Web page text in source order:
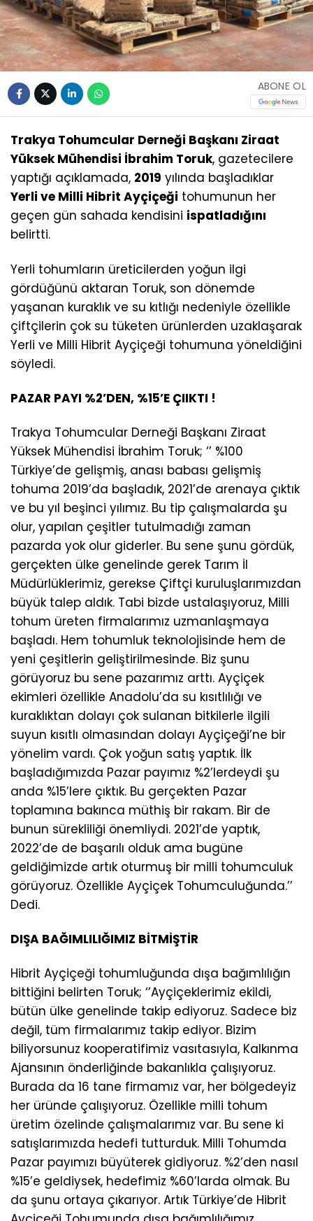
ABONE OL
Trakya Tohumcular Derneği Başkanı Ziraat
Yüksek Mühendisi İbrahim Toruk, gazetecilere
yaptığı açıklamada, 2019 yılında başladıklar
Yerli ve Milli Hibrit Ayçiçeği tohumunun her
geçen gün sahada kendisini ispatladığını
belirtti.
Yerli tohumların üreticilerden yoğun ilgi
gördüğünü aktaran Toruk, son dönemde
yaşanan kuraklık ve su kıtlığı nedeniyle özellikle
çiftçilerin çok su tüketen ürünlerden uzaklaşarak
Yerli ve Milli Hibrit Ayçiçeği tohumuna yöneldiğini
söyledi.
PAZAR PAYI %2’DEN, %15’E ÇIIKTI !
Trakya Tohumcular Derneği Başkanı Ziraat
Yüksek Mühendisi İbrahim Toruk; ‘’ %100
Türkiye’de gelişmiş, anası babası gelişmiş
tohuma 2019’da başladık, 2021’de arenaya çıktık
ve bu yıl beşinci yılımız. Bu tip çalışmalarda şu
olur, yapılan çeşitler tutulmadığı zaman
pazarda yok olur giderler. Bu sene şunu gördük,
gerçekten ülke genelinde gerek Tarım İl
Müdürlüklerimiz, gerekse Çiftçi kuruluşlarımızdan
büyük talep aldık. Tabi bizde ustalaşıyoruz, Milli
tohum üreten firmalarımız uzmanlaşmaya
başladı. Hem tohumluk teknolojisinde hem de
yeni çeşitlerin geliştirilmesinde. Biz şunu
görüyoruz bu sene pazarımız arttı. Ayçiçek
ekimleri özellikle Anadolu’da su kısıtlılığı ve
kuraklıktan dolayı çok sulanan bitkilerle ilgili
suyun kısıtlı olmasından dolayı Ayçiçeği’ne bir
yönelim vardı. Çok yoğun satış yaptık. İlk
başladığımızda Pazar payımız %2’lerdeydi şu
anda %15’lere çıktık. Bu gerçekten Pazar
toplamına bakınca müthiş bir rakam. Bir de
bunun sürekliliği önemliydi. 2021’de yaptık,
2022’de de başarılı olduk ama bugüne
geldiğimizde artık oturmuş bir milli tohumculuk
görüyoruz. Özellikle Ayçiçek Tohumculuğunda.’’
Dedi.
DIŞA BAĞIMLILIĞIMIZ BİTMİŞTİR
Hibrit Ayçiçeği tohumluğunda dışa bağımlılığın
bittiğini belirten Toruk; ‘’Ayçiçeklerimiz ekildi,
bütün ülke genelinde takip ediyoruz. Sadece biz
değil, tüm firmalarımız takip ediyor. Bizim
biliyorsunuz kooperatifimiz vasıtasıyla, Kalkınma
Ajansının önderliğinde bakanlıkla çalışıyoruz.
Burada da 16 tane firmamız var, her bölgedeyiz
her üründe çalışıyoruz. Özellikle milli tohum
üretim özelinde çalışmalarımız var. Bu sene ki
satışlarımızda hedefi tutturduk. Milli Tohumda
Pazar payımızı büyüterek gidiyoruz. %2’den nasıl
%15’e geldiysek, hedefimiz %60’larda olmak. Bu
da şunu ortaya çıkarıyor. Artık Türkiye’de Hibrit